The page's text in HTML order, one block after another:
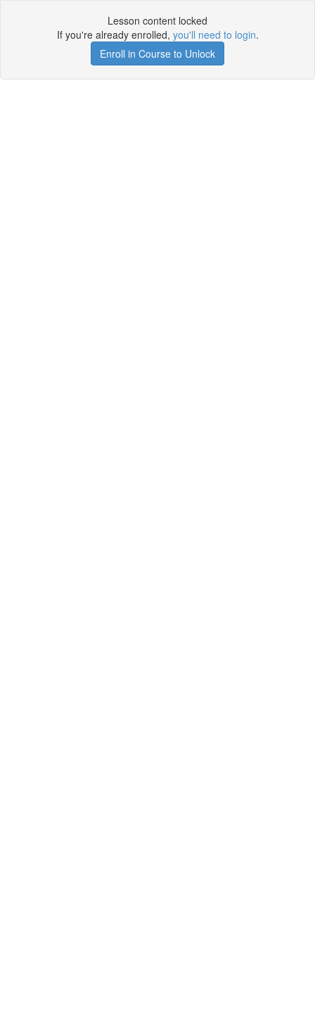
Lesson content locked
If you're already enrolled, you'll need to login.
Enroll in Course to Unlock